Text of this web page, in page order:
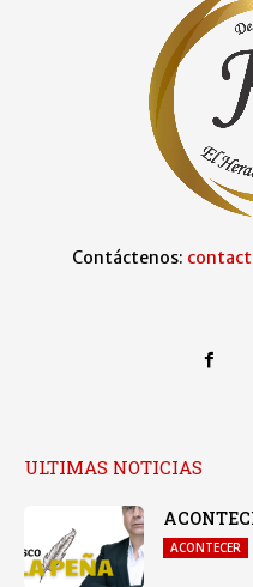
Contáctenos:
ULTIMAS NOTICIAS
ACONTECER